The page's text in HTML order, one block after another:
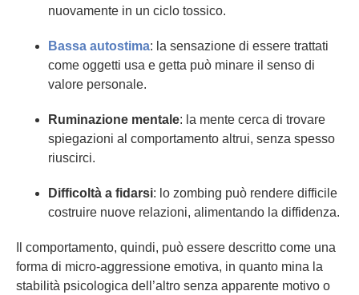
nuovamente in un ciclo tossico.
Bassa autostima: la sensazione di essere trattati
come oggetti usa e getta può minare il senso di
valore personale.
Ruminazione mentale: la mente cerca di trovare
spiegazioni al comportamento altrui, senza spesso
riuscirci.
Difficoltà a fidarsi: lo zombing può rendere difficile
costruire nuove relazioni, alimentando la diffidenza.
Il comportamento, quindi, può essere descritto come una
forma di micro-aggressione emotiva, in quanto mina la
stabilità psicologica dell’altro senza apparente motivo o